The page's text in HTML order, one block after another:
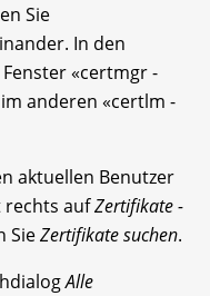
Sie
In den
«certmgr -
anderen «certlm -
aktuellen Benutzer
rechts aufZertifikate -
SieZertifikate suchen.
Alle